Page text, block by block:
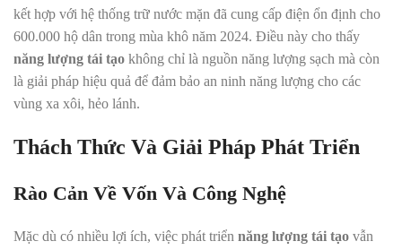
kết hợp với hệ thống trữ nước mặn đã cung cấp điện ổn định cho
600.000 hộ dân trong mùa khô năm 2024. Điều này cho thấy
năng lượng tái tạo không chỉ là nguồn năng lượng sạch mà còn
là giải pháp hiệu quả để đảm bảo an ninh năng lượng cho các
vùng xa xôi, hẻo lánh.
Thách Thức Và Giải Pháp Phát Triển
Rào Cản Về Vốn Và Công Nghệ
Mặc dù có nhiều lợi ích, việc phát triển năng lượng tái tạo vẫn